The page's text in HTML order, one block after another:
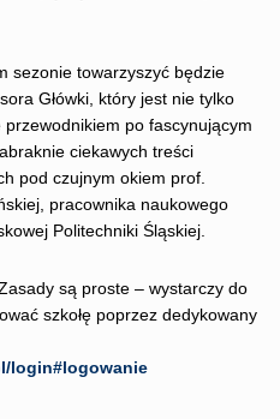
sezonie towarzyszyć będzie
Główki, który jest nie tylko
po fascynującym
ciekawych treści
pod czujnym okiem prof.
pracownika naukowego
Politechniki Śląskiej.
są proste – wystarczy do
szkołę poprzez dedykowany
login#logowanie